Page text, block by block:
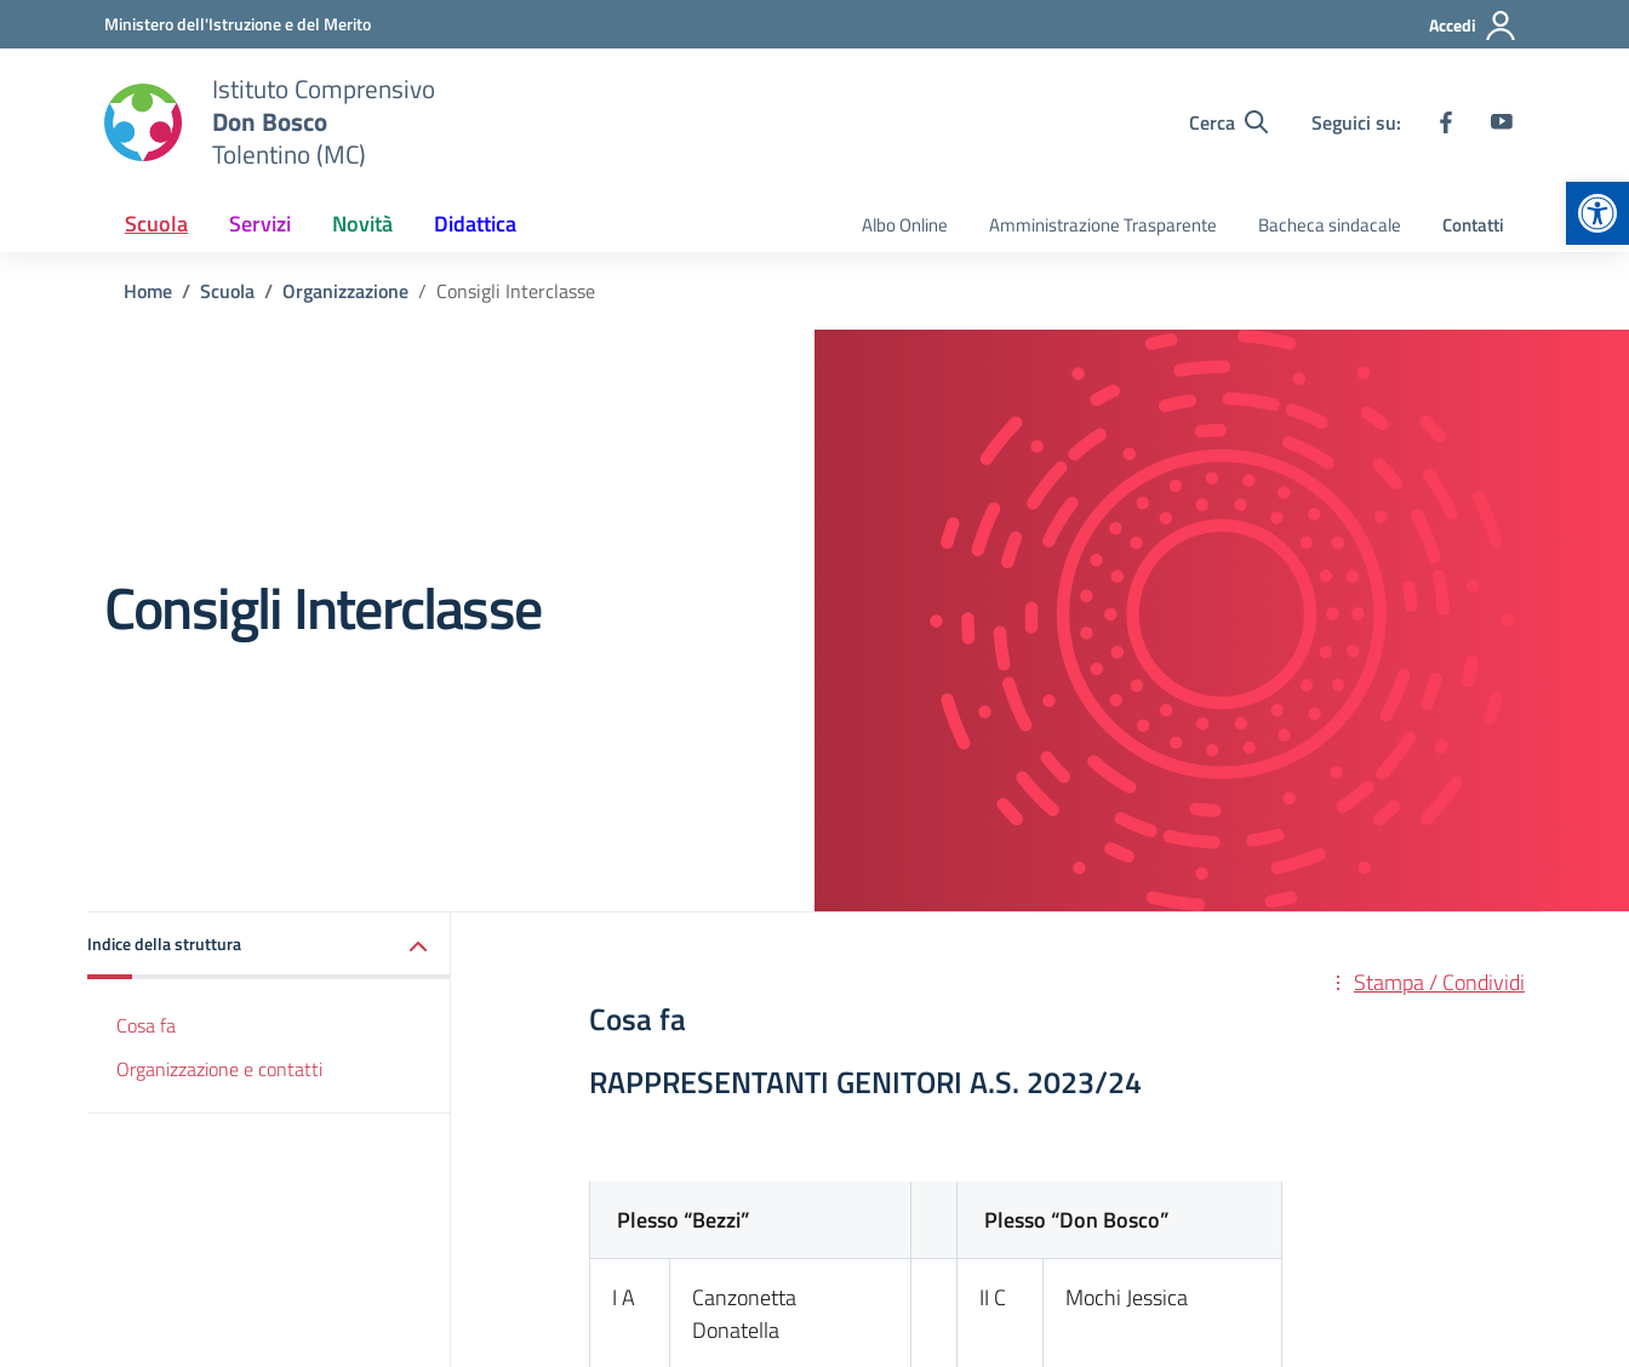
Vai ai contenuti
Vai al menu di navigazioneMinistero dell'Istruzione e del Merito Accedi
Istituto Comprensivo
Don Bosco
Tolentino (MC)
Cerca Seguici su:
Scuola Servizi Novità Didattica Albo Online Amministrazione Trasparente Bacheca sindacale Contatti
Home Scuola Organizzazione Consigli Interclasse
Consigli Interclasse
Indice della struttura
Cosa fa
Organizzazione e contatti
Stampa / Condividi
Cosa fa
RAPPRESENTANTI GENITORI A.S. 2023/24
Plesso “Bezzi” Plesso “Don Bosco”
I A
Canzonetta
Donatella
II C Mochi Jessica